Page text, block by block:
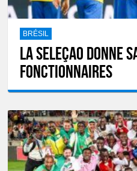
BRÉSIL
La Seleçao donne
fonctionnaires